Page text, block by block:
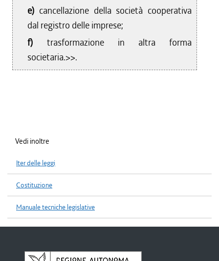
e) cancellazione della società cooperativa
dal registro delle imprese;
f) trasformazione in altra forma
societaria.>>.
Vedi inoltre
Iter delle leggi
Costituzione
Manuale tecniche legislative